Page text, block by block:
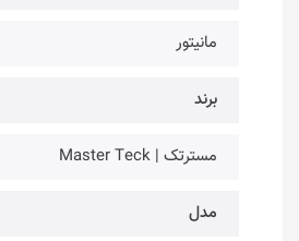
مانیتور
برند
مسترتک | Master Teck
مدل